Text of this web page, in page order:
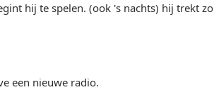
hij te spelen. (ook 's nachts) hij trekt zo
een nieuwe radio.